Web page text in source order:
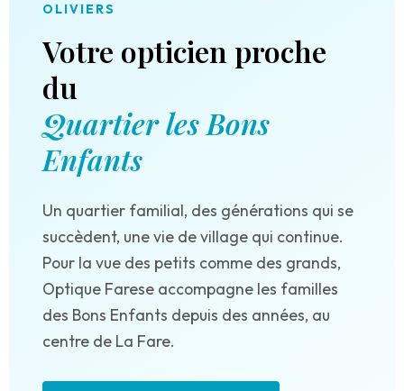
OLIVIERS
Votre opticien proche
du
Quartier les Bons
Enfants
Un quartier familial, des générations qui se
succèdent, une vie de village qui continue.
Pour la vue des petits comme des grands,
Optique Farese accompagne les familles
des Bons Enfants depuis des années, au
centre de La Fare.